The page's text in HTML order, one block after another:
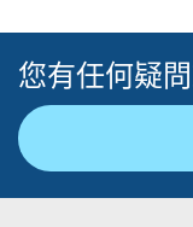
您有任何疑